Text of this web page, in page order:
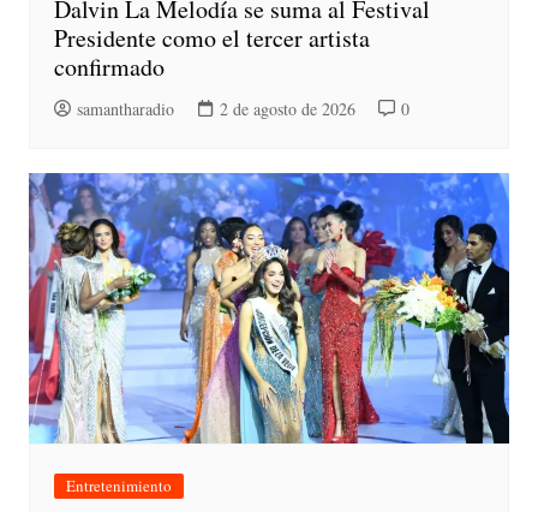
Dalvin La Melodía se suma al Festival
Presidente como el tercer artista
confirmado
samantharadio 2 de agosto de 2026 0
Entretenimiento